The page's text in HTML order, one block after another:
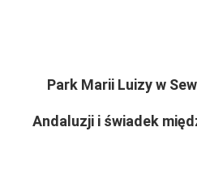
Park Marii Luizy w
Andaluzji i świadek